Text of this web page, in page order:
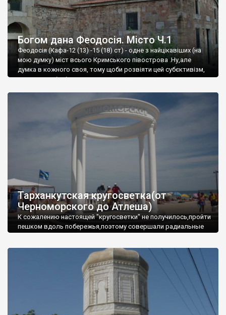
Богом дана Феодосія. Місто Ч.1
Феодосія (Кафа-12 (13) -15 (18) ст) - одне з найцікавіших (на
мою думку) міст всього Кримського півострова .Ну,але
думка в кожного своя, тому щоби розвіяти цей субєктивізм,
запрошую відвідати це
Тарханкутская кругосветка(от
Черноморского до Атлеша)
К сожалению настоящей "кругосветки" не получилось,пройти
пешком вдоль побережья,поэтому совершали радиальные